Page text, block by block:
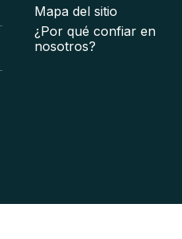
Mapa del sitio
¿Por qué confiar en
nosotros?